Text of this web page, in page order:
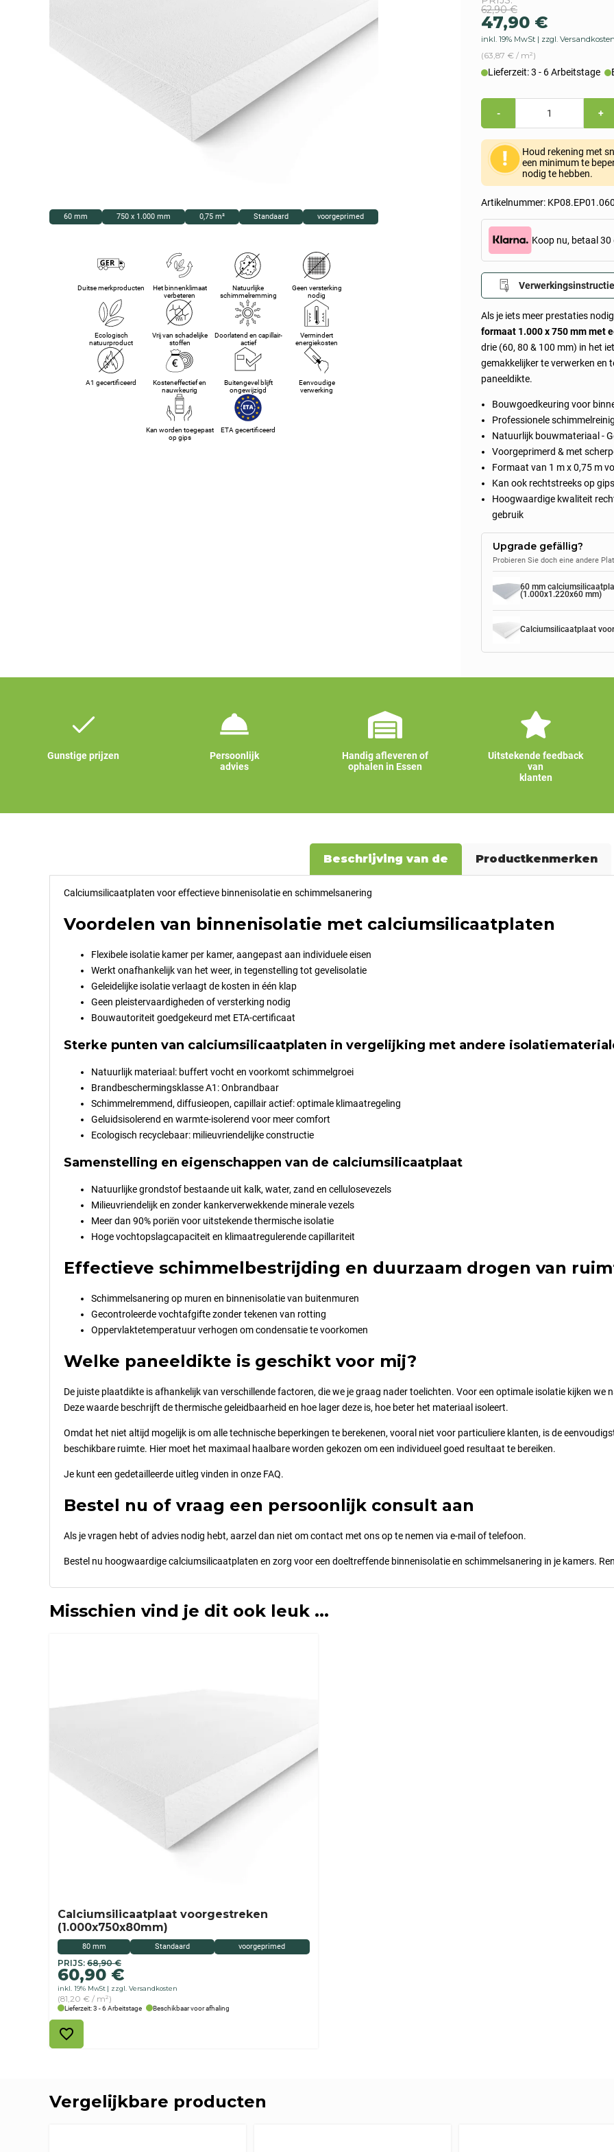
60 mm 750 x 1.000 mm 0,75 m² Standaard voorgeprimed
Duitse merkproducten
Het binnenklimaat
verbeteren
Natuurlijke
schimmelremming
Geen versterking
nodig
Ecologisch
natuurproduct
Vrij van schadelijke
stoffen
Doorlatend en capillair-
actief
Vermindert
energiekosten
A1 gecertificeerd
Kosteneffectief en
nauwkeurig
Buitengevel blijft
ongewijzigd
Eenvoudige
verwerking
Kan worden toegepast
op gips
ETA gecertificeerd
Artikelnummer:
62,90€
prijs
was:
62,90
€
47,90 €
Preis
ist:
47,90 €.
inkl. 19% MwSt zzgl.
(63,87 € / m²)
Als je iets meer prestaties
formaat 1.000 x 750 mm met
drie (60, 80 & 100 mm) in het
gemakkelijker te verwerken en
paneeldikte.
Bouwgoedkeuring voor
Professionele
Natuurlijk bouwmateriaal -
Voorgeprimerd & met
Formaat van 1 m x 0,75 m
Kan ook rechtstreeks op
Hoogwaardige kwaliteit
gebruik
-
voorgestreken
+
Houd rekening met
een minimum te
nodig te hebben.
Upgrade gefällig?
Probieren Sie doch eine andere
60 mm
(1.000x1.220x60 mm)
Calciumsilicaatplaat
Koop nu, betaal
Lieferzeit: 3 - 6 Arbeitstage
Gunstige prijzen
Persoonlijk
advies
Handig afleveren of
ophalen in Essen
Uitstekende feedback
van
klanten
Beschrijving van de Productkenmerken
Calciumsilicaatplaten voor effectieve binnenisolatie en schimmelsanering
Voordelen van binnenisolatie met calciumsilicaatplaten
Flexibele isolatie kamer per kamer, aangepast aan individuele eisen
Werkt onafhankelijk van het weer, in tegenstelling tot gevelisolatie
Geleidelijke isolatie verlaagt de kosten in één klap
Geen pleistervaardigheden of versterking nodig
Bouwautoriteit goedgekeurd met ETA-certificaat
Sterke punten van calciumsilicaatplaten in vergelijking met andere
Natuurlijk materiaal: buffert vocht en voorkomt schimmelgroei
Brandbeschermingsklasse A1: Onbrandbaar
Schimmelremmend, diffusieopen, capillair actief: optimale klimaatregeling
Geluidsisolerend en warmte-isolerend voor meer comfort
Ecologisch recyclebaar: milieuvriendelijke constructie
Samenstelling en eigenschappen van de calciumsilicaatplaat
Natuurlijke grondstof bestaande uit kalk, water, zand en cellulosevezels
Milieuvriendelijk en zonder kankerverwekkende minerale vezels
Meer dan 90% poriën voor uitstekende thermische isolatie
Hoge vochtopslagcapaciteit en klimaatregulerende capillariteit
Effectieve schimmelbestrijding en duurzaam drogen van
Schimmelsanering op muren en binnenisolatie van buitenmuren
Gecontroleerde vochtafgifte zonder tekenen van rotting
Oppervlaktetemperatuur verhogen om condensatie te voorkomen
Welke paneeldikte is geschikt voor mij?
De juiste plaatdikte is afhankelijk van verschillende factoren, die we je graag nader toelichten. Voor een optimale isolatie kijken
Deze waarde beschrijft de thermische geleidbaarheid en hoe lager deze is, hoe beter het materiaal isoleert.
Omdat het niet altijd mogelijk is om alle technische beperkingen te berekenen, vooral niet voor particuliere klanten, is de
beschikbare ruimte. Hier moet het maximaal haalbare worden gekozen om een individueel goed resultaat te bereiken.
Je kunt een gedetailleerde uitleg vinden in onze FAQ.
Bestel nu of vraag een persoonlijk consult aan
Als je vragen hebt of advies nodig hebt, aarzel dan niet om contact met ons op te nemen via e-mail of telefoon.
Bestel nu hoogwaardige calciumsilicaatplaten en zorg voor een doeltreffende binnenisolatie en schimmelsanering in je kamers.
Misschien vind je dit ook leuk ...
80 mm Standaard voorgeprimed
Calciumsilicaatplaat voorgestreken
(1.000x750x80mm)
PRIJS: 68,90€
Originele
prijs
was:
68,90
€
60,90 €
Huidige
prijs
is:
60,90
€.
inkl. 19% MwSt zzgl. Versandkosten
(81,20 € / m²)
Lieferzeit: 3 - 6 Arbeitstage Beschikbaar voor afhaling
Vergelijkbare producten